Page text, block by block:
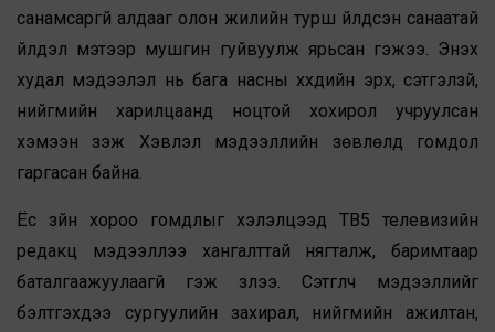
санамсаргүй алдааг олон жилийн турш үйлдсэн санаатай
үйлдэл мэтээр мушгин гуйвуулж ярьсан гэжээ. Энэхүү
худал мэдээлэл нь бага насны хүүхдийн эрх, сэтгэлзүй,
нийгмийн харилцаанд ноцтой хохирол учруулсан
хэмээн үзэж Хэвлэл мэдээллийн зөвлөлд гомдол
гаргасан байна.
Ёс зүйн хороо гомдлыг хэлэлцээд ТВ5 телевизийн
редакц мэдээллээ хангалттай нягталж, баримтаар
баталгаажуулаагүй гэж үзлээ. Сэтгүүлч мэдээллийг
бэлтгэхдээ сургуулийн захирал, нийгмийн ажилтан,